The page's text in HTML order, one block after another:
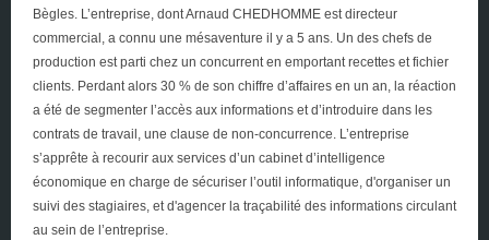
Corse
DOM - TOM
Franche Comté
Haute Normandie
Ile-de-France
Bègles. L’entreprise, dont Arnaud CHEDHOMME est directeur
commercial, a connu une mésaventure il y a 5 ans. Un des chefs de
production est parti chez un concurrent en emportant recettes et fichier
clients. Perdant alors 30 % de son chiffre d’affaires en un an, la réaction
a été de segmenter l’accès aux informations et d’introduire dans les
contrats de travail, une clause de non-concurrence. L’entreprise
s’apprête à recourir aux services d’un cabinet d’intelligence
économique en charge de sécuriser l’outil informatique, d'organiser un
suivi des stagiaires, et d'agencer la traçabilité des informations circulant
au sein de l’entreprise.